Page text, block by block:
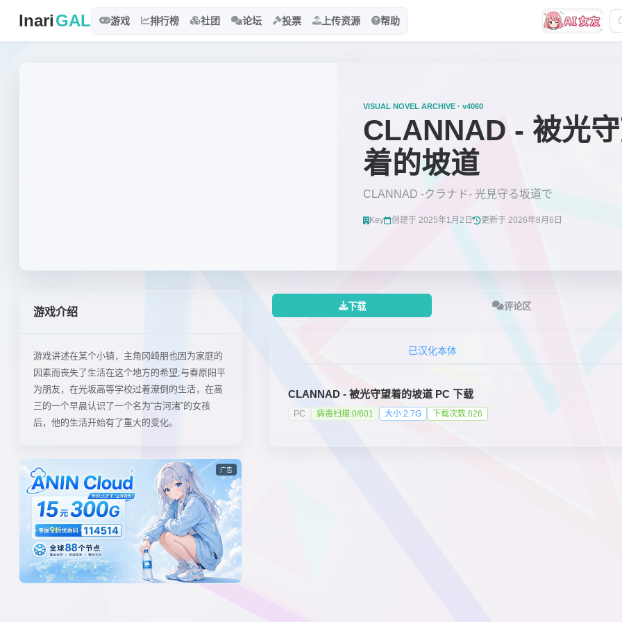
InariGAL 游戏 排行榜 社团 论坛 投票 上传资源 帮助
VISUAL NOVEL ARCHIVE · v4060
CLANNAD - 被光
着的坡道
CLANNAD -クラナド- 光見守る坂道で
Key 创建于 2025年1月2日 更新于 2026年8月6日
游戏介绍
游戏讲述在某个小镇，主角冈崎朋也因为家庭的
因素而丧失了生活在这个地方的希望;与春原阳平
为朋友，在光坂高等学校过着潦倒的生活，在高
三的一个早晨认识了一个名为“古河渚”的女孩
后，他的生活开始有了重大的变化。
广告
下载 评论区
CLANNAD - 被光守望着的坡道 PC 下载
PC 病毒扫描:0/601 大小:2.7G 下载次数:626
已汉化本体